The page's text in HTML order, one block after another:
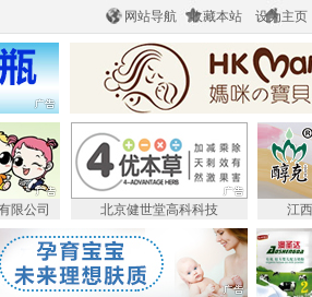
网站导航 收藏本站 设为主页
限公司 北京健世堂高科科技 江